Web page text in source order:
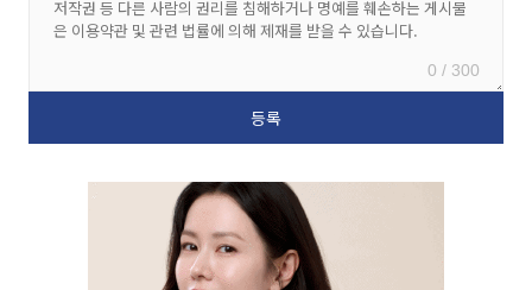
0 / 300